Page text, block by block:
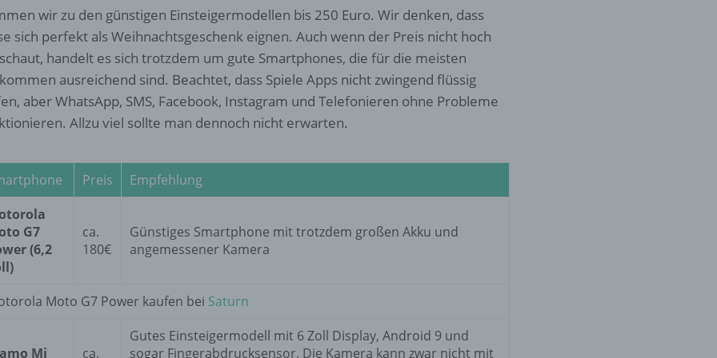
wir zu den günstigen Einsteigermodellen bis 250 Euro. Wir denken, dass
sich perfekt als Weihnachtsgeschenk eignen. Auch wenn der Preis nicht hoch
handelt es sich trotzdem um gute Smartphones, die für die meisten
ausreichend sind. Beachtet, dass Spiele Apps nicht zwingend flüssig
aber WhatsApp, SMS, Facebook, Instagram und Telefonieren ohne Probleme
Allzu viel sollte man dennoch nicht erwarten.
Preis
Empfehlung
G7
(6,2
ca.
180€
Günstiges Smartphone mit trotzdem großen Akku und
angemessener Kamera
Moto G7 Power kaufen bei Saturn
Mi ca.
Gutes Einsteigermodell mit 6 Zoll Display, Android 9 und
sogar Fingerabdrucksensor. Die Kamera kann zwar nicht mit
Einschränkung der Verarbeitung ist die Markierung gespeicherter
personenbezogener Daten mit dem Ziel, ihre künftige Verarbeitung
einzuschränken.
e) Profiling
personenbezogener Daten, die darin besteht, dass diese
personenbezogenen Daten verwendet werden, um bestimmte
persönliche Aspekte, die sich auf eine natürliche Person beziehen,
zu bewerten, insbesondere, um Aspekte bezüglich Arbeitsleistung,
wirtschaftlicher Lage, Gesundheit, persönlicher Vorlieben, Interessen,
Zuverlässigkeit, Verhalten, Aufenthaltsort oder Ortswechsel dieser
f) Pseudonymisierung